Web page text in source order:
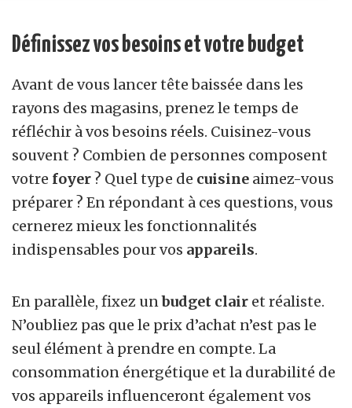
Définissez vos besoins et votre budget
Avant de vous lancer tête baissée dans les
rayons des magasins, prenez le temps de
réfléchir à vos besoins réels. Cuisinez-vous
souvent ? Combien de personnes composent
votre foyer ? Quel type de cuisine aimez-vous
préparer ? En répondant à ces questions, vous
cernerez mieux les fonctionnalités
indispensables pour vos appareils.
En parallèle, fixez unbudget clair et réaliste.
N’oubliez pas que le prix d’achat n’est pas le
seul élément à prendre en compte. La
consommation énergétique et la durabilité de
vos appareils influenceront également vos